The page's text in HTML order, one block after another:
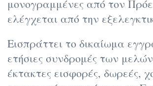
μονογραμμένες από τον
ελέγχεται από την
Εισπράττει το δικαίωμα
ετήσιες συνδρομές των
έκτακτες εισφορές, δωρεές,